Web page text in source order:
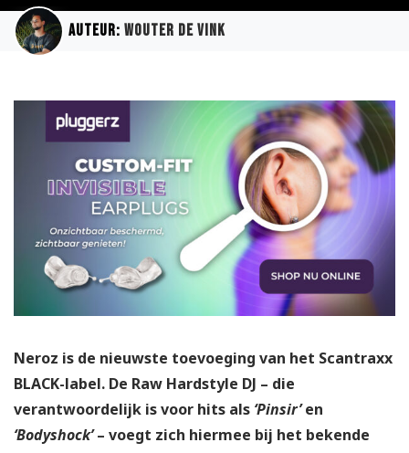
Auteur: Wouter de Vink
Neroz is de nieuwste toevoeging van het Scantraxx
BLACK-label. De Raw Hardstyle DJ – die
verantwoordelijk is voor hits als ‘Pinsir’en
‘Bodyshock’– voegt zich hiermee bij het bekende